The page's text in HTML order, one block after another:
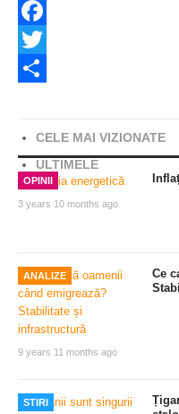
Facebook
Twitter
CELE MAI VIZIONATE
ULTIMELE
OPINII
3 years 10 months ago
ANALIZE
9 years 11 months ago
Ce
STIRI